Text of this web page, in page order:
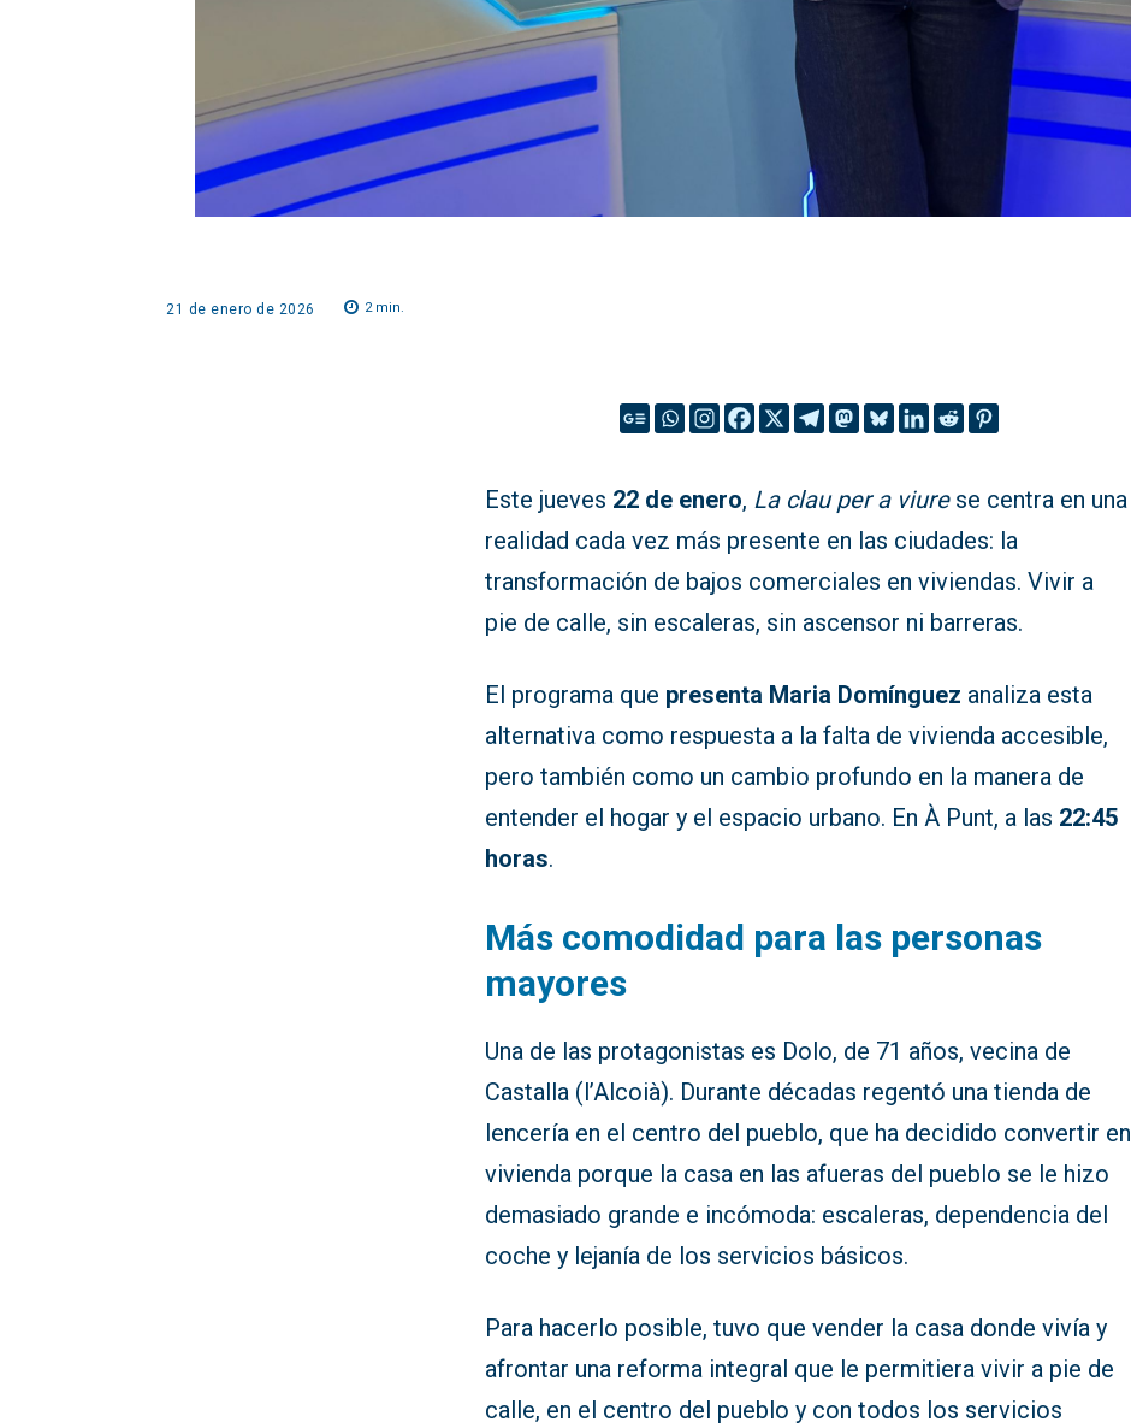
21 de enero de 2026 2min.
Este jueves 22 de enero, La clau per a viurese centra en una
realidad cada vez más presente en las ciudades: la
transformación de bajos comerciales en viviendas. Vivir a
pie de calle, sin escaleras, sin ascensor ni barreras.
El programa que presenta Maria Domínguez analiza esta
alternativa como respuesta a la falta de vivienda accesible,
pero también como un cambio profundo en la manera de
entender el hogar y el espacio urbano. En À Punt, a las 22:45
horas.
Más comodidad para las personas
mayores
Una de las protagonistas es Dolo, de 71 años, vecina de
Castalla (l’Alcoià). Durante décadas regentó una tienda de
lencería en el centro del pueblo, que ha decidido convertir en
vivienda porque la casa en las afueras del pueblo se le hizo
demasiado grande e incómoda: escaleras, dependencia del
coche y lejanía de los servicios básicos.
Para hacerlo posible, tuvo que vender la casa donde vivía y
afrontar una reforma integral que le permitiera vivir a pie de
calle, en el centro del pueblo y con todos los servicios